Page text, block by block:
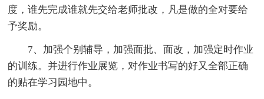
度，谁先完成谁就先交给老师批改，凡是做的全对要给
予奖励。
7、加强个别辅导，加强面批、面改，加强定时作业
的训练。并进行作业展览，对作业书写的好又全部正确
的贴在学习园地中。